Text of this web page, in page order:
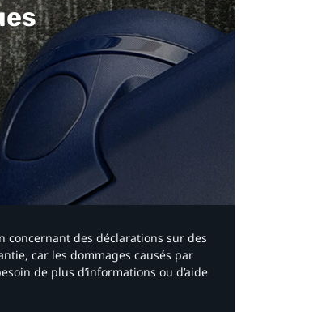
concernant des déclarations sur des
car les dommages causés par
de plus d’informations ou d’aide